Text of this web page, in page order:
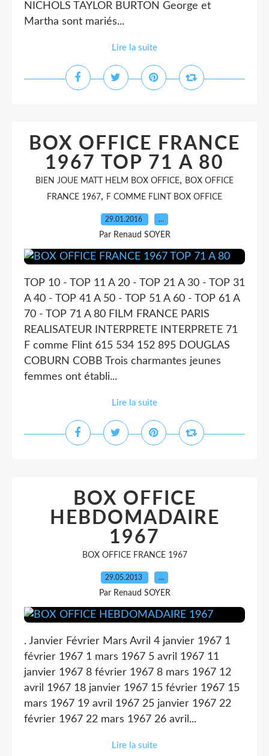
NICHOLS TAYLOR BURTON George et
Martha sont mariés...
Lire la suite
BOX OFFICE FRANCE
1967 TOP 71 A 80
BIEN JOUE MATT HELM BOX OFFICE, BOX OFFICE
FRANCE 1967, F COMME FLINT BOX OFFICE
29.01.2016 …
Par Renaud SOYER
TOP 10 - TOP 11 A 20 - TOP 21 A 30 - TOP 31
A 40 - TOP 41 A 50 - TOP 51 A 60 - TOP 61 A
70 - TOP 71 A 80 FILM FRANCE PARIS
REALISATEUR INTERPRETE INTERPRETE 71
F comme Flint 615 534 152 895 DOUGLAS
COBURN COBB Trois charmantes jeunes
femmes ont établi...
Lire la suite
BOX OFFICE
HEBDOMADAIRE
1967
BOX OFFICE FRANCE 1967
29.05.2013 …
Par Renaud SOYER
. Janvier Février Mars Avril 4 janvier 1967 1
février 1967 1 mars 1967 5 avril 1967 11
janvier 1967 8 février 1967 8 mars 1967 12
avril 1967 18 janvier 1967 15 février 1967 15
mars 1967 19 avril 1967 25 janvier 1967 22
février 1967 22 mars 1967 26 avril...
Lire la suite